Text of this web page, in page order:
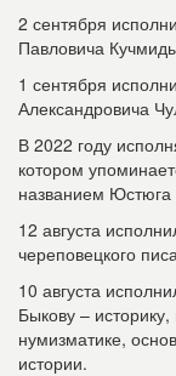
2 сентября
Павловича
1 сентября
Александровича
В 2022 году
котором
названием Юстюга
12 августа
череповецкого
10 августа
Быкову –
нумизматике,
истории.